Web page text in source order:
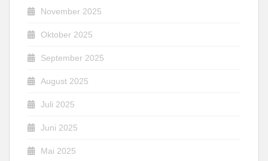
November 2025
Oktober 2025
September 2025
August 2025
Juli 2025
Juni 2025
Mai 2025